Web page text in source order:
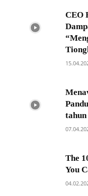
CEO
tahun
The
You